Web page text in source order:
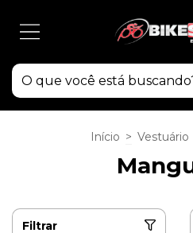
Início > Vestuário
Filtrar